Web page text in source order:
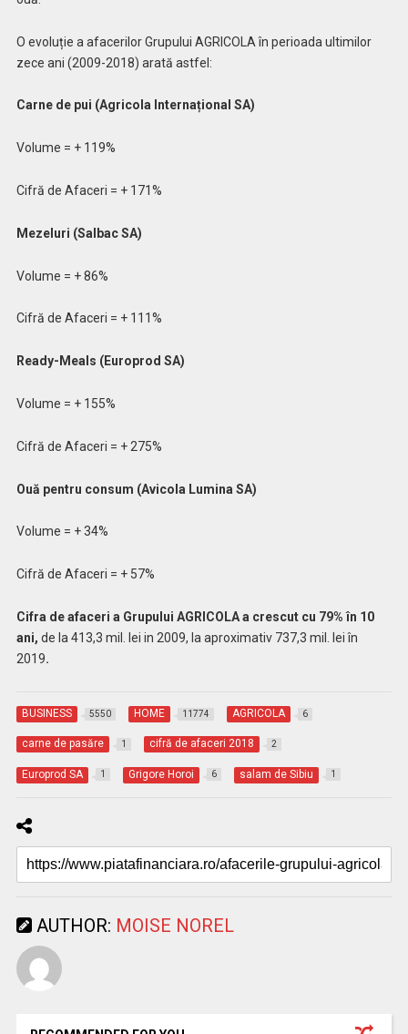
O evoluție a afacerilor Grupului AGRICOLA în perioada ultimilor
zece ani (2009-2018) arată astfel:
Carne de pui (Agricola Internațional SA)
Volume = + 119%
Cifră de Afaceri = + 171%
Mezeluri (Salbac SA)
Volume = + 86%
Cifră de Afaceri = + 111%
Ready-Meals (Europrod SA)
Volume = + 155%
Cifră de Afaceri = + 275%
Ouă pentru consum (Avicola Lumina SA)
Volume = + 34%
Cifră de Afaceri = + 57%
Cifra de afaceri a Grupului AGRICOLA a crescut cu 79% în 10
ani, de la 413,3 mil. lei in 2009, la aproximativ 737,3 mil. lei în
2019.
BUSINESS 5550 HOME 11774 AGRICOLA 6
carne de pasăre 1 cifră de afaceri 2018 2
Europrod SA 1 Grigore Horoi 6 salam de Sibiu 1
AUTHOR: MOISE NOREL